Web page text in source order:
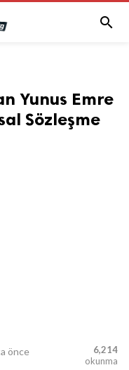

Yunus Emre
Sözleşme
önce
6,214
okunma